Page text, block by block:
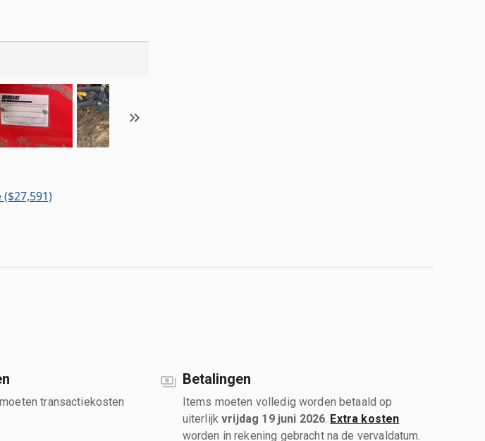
transactiekosten
Betalingen
Items moeten volledig worden betaald op
uiterlijkvrijdag 19 juni 2026 Extra kosten
worden in rekening gebracht na de vervaldatum.